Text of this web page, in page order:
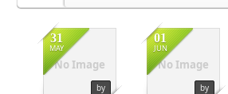
No Image
31
MAY
by
25325 No Image
01
JUN
by
24859